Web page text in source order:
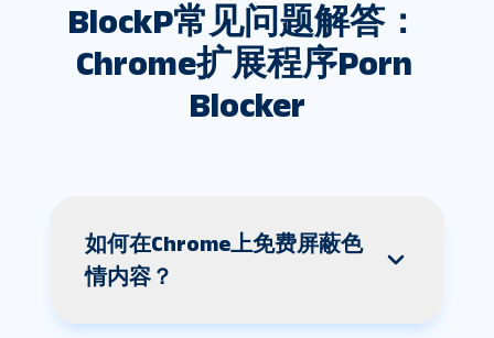
BlockP常见问题解答：
Chrome扩展程序Porn
Blocker
如何在Chrome上免费屏蔽色
情内容？